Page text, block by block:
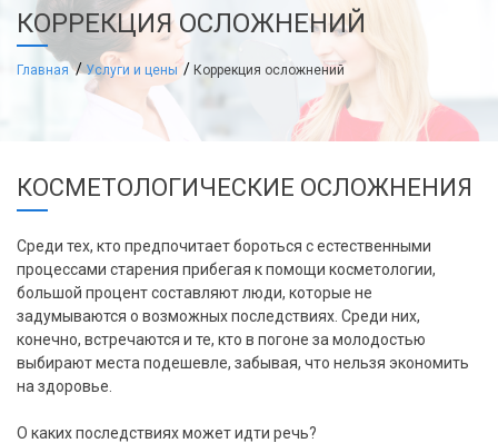
КОРРЕКЦИЯ ОСЛОЖНЕНИЙ
Главная Услуги и цены Коррекция осложнений
КОСМЕТОЛОГИЧЕСКИЕ ОСЛОЖНЕНИЯ
Среди тех, кто предпочитает бороться с естественными
процессами старения прибегая к помощи косметологии,
большой процент составляют люди, которые не
задумываются о возможных последствиях. Среди них,
конечно, встречаются и те, кто в погоне за молодостью
выбирают места подешевле, забывая, что нельзя экономить
на здоровье.
О каких последствиях может идти речь?